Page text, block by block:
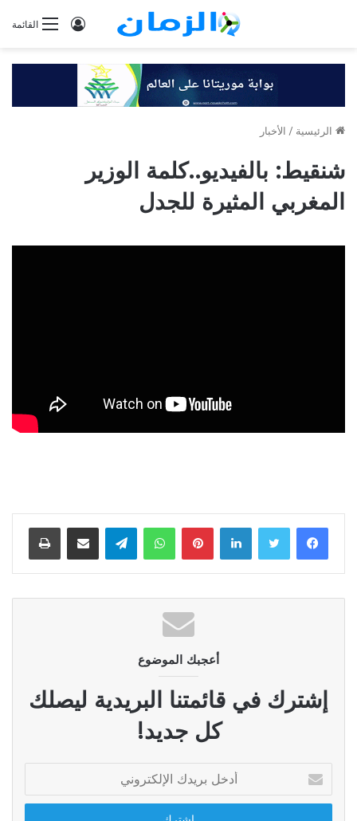
القائمةتسجيل
الرئيسية / الأخبار
شنقيط: بالفيديو..كلمة الوزير
المغربي المثيرة للجدل
لينكدإن بينتيريستواتساب تيلقرام مشاركة عبر البريد طباعة
أعجبك الموضوع
إشترك في قائمتنا البريدية ليصلك
كل جديد!
بريدك
الإلكتروني